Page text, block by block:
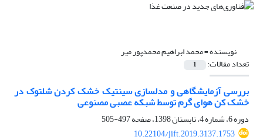
نویسنده =محمد ابراهیم محمدپور میر
تعداد مقالات: 1
بررسی آزمایشگاهی و مدلسازی سینتیک خشک کردن شلتوک در
خشک کن هوای گرم توسط شبکه عصبی مصنوعی
دوره 6، شماره 4، تابستان 1398، صفحه
497-505
10.22104/jift.2019.3137.1753